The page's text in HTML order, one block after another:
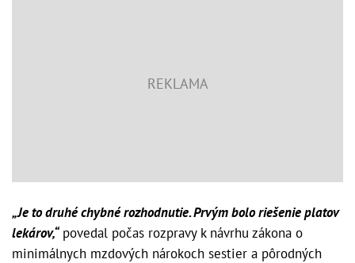
„Je to druhé chybné rozhodnutie. Prvým bolo riešenie platov
lekárov,“povedal počas rozpravy k návrhu zákona o
minimálnych mzdových nárokoch sestier a pôrodných